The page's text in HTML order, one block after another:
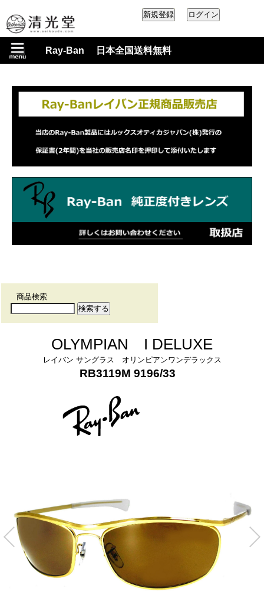
Ray-Ban 日本全国送料無料
商品検索
OLYMPIAN I DELUXE
レイバン サングラス オリンピアンワンデラックス
RB3119M 9196/33